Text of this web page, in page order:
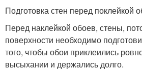
Подготовка стен перед поклейкой
Перед наклейкой обоев, стены,
поверхности необходимо
того, чтобы обои приклеились
высыхании и держались долго.